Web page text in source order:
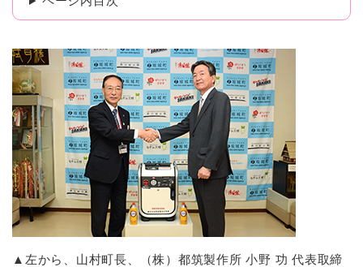
▲左から、山村町長、（株）都筑製作所 小野 功 代表取締